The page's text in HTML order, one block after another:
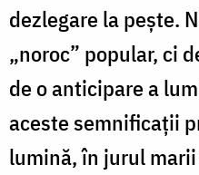
dezlegare la pește.
„noroc” popular, ci
de o anticipare a
aceste semnificații
lumină, în jurul